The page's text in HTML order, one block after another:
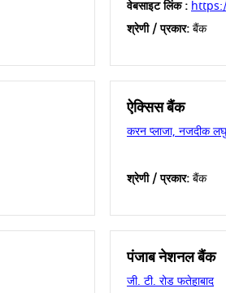
वेबसाइट लिंक :
श्रेणी / प्रकार:बैंक
ऐक्सिस बैंक
करन प्लाजा, नजदीक लघु
श्रेणी / प्रकार:बैंक
पंजाब नेशनल बैंक
जी. टी. रोड फतेहाबाद